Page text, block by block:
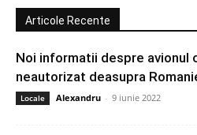
Articole Recente
Noi informatii despre avionul
neautorizat deasupra
Locale Alexandru - 9 iunie 2022